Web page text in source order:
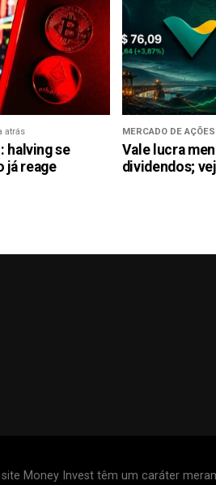
atrás
halving se
já reage
MERCADO DE AÇÕES
Vale lucra
dividendos;
Money Invest têm um caráter